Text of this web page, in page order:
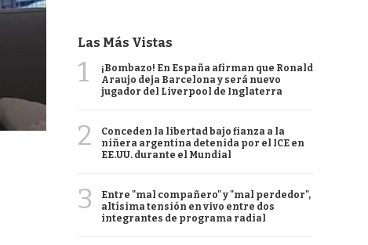
Las Más Vistas
1
¡Bombazo! En España afirman que Ronald
Araujo deja Barcelona y será nuevo
jugador del Liverpool de Inglaterra
2
Conceden la libertad bajo fianza a la
niñera argentina detenida por el ICE en
EE.UU. durante el Mundial
3
Entre "mal compañero" y "mal perdedor",
altísima tensión en vivo entre dos
integrantes de programa radial